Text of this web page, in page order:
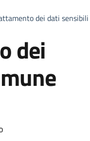
dei dati
dei